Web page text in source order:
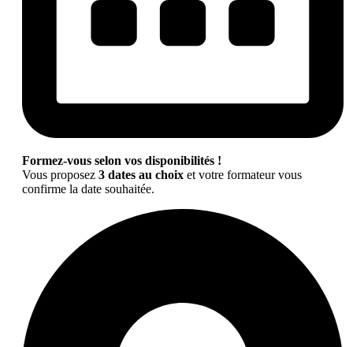
Formez-vous selon vos disponibilités !
Vous proposez 3 dates au choix et votre formateur vous
confirme la date souhaitée.